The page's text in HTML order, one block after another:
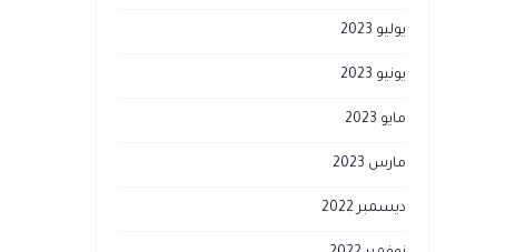
يوليو 2023
يونيو 2023
مايو 2023
مارس 2023
ديسمبر 2022